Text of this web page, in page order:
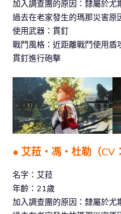
加入調查團的原因：隸屬於尤
過去在老家發生的瑪那災害原
使用武器：貫釘
戰鬥風格：近距離戰鬥使用盾
貫釘進行砲擊
● 艾菈‧馮‧杜勒（CV
名字：艾菈
年齡：21歲
加入調查團的原因：隸屬於尤